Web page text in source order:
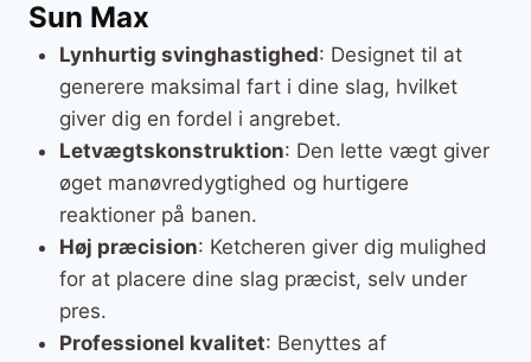
Sun Max
Lynhurtig svinghastighed: Designet til at
generere maksimal fart i dine slag, hvilket
giver dig en fordel i angrebet.
Letvægtskonstruktion: Den lette vægt giver
øget manøvredygtighed og hurtigere
reaktioner på banen.
Høj præcision: Ketcheren giver dig mulighed
for at placere dine slag præcist, selv under
pres.
Professionel kvalitet: Benyttes af